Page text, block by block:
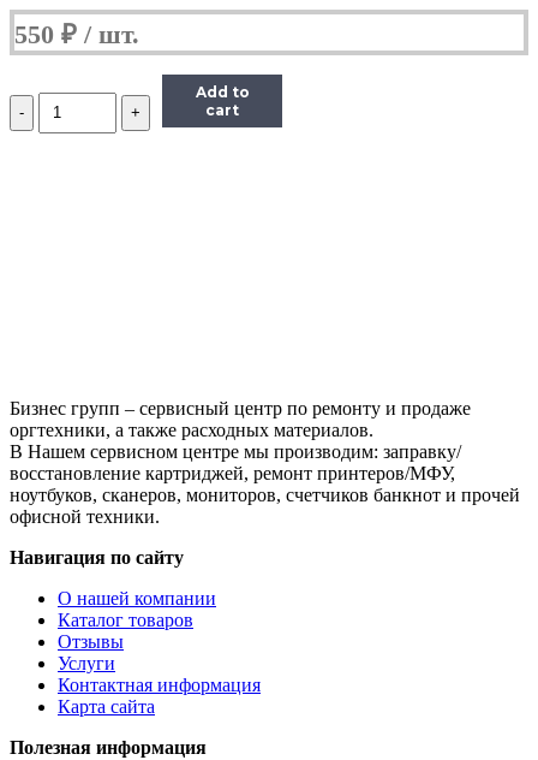
550 ₽
Количество
Чип
7000
страниц
Add to
cart
Бизнес групп – сервисный центр по ремонту и продаже
оргтехники, а также расходных материалов.
В Нашем сервисном центре мы производим: заправку/
восстановление картриджей, ремонт принтеров/МФУ,
ноутбуков, сканеров, мониторов, счетчиков банкнот и прочей
офисной техники.
Навигация по сайту
О нашей компании
Каталог товаров
Отзывы
Услуги
Контактная информация
Карта сайта
Полезная информация